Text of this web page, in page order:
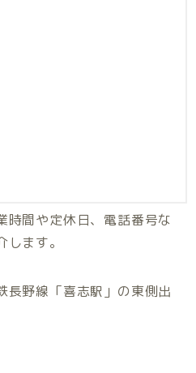
間や定休日、電話番号な
ます。
長野線「喜志駅」の東側出